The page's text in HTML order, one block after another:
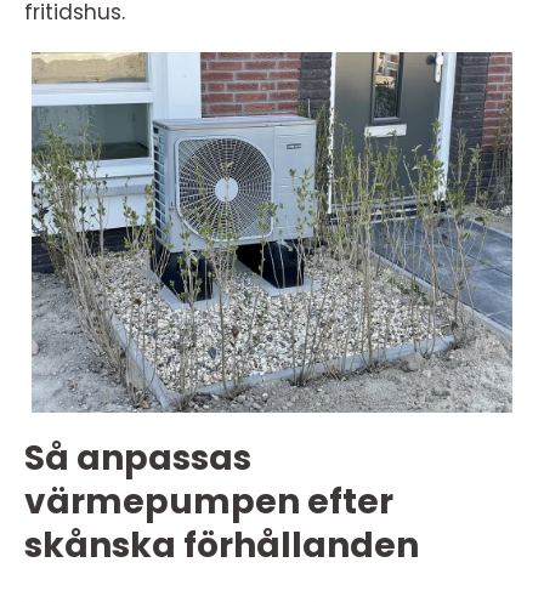
fritidshus.
Så anpassas
värmepumpen efter
skånska förhållanden